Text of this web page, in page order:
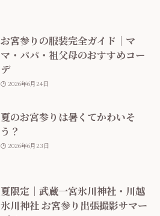
お宮参りの服装完全ガイド｜マ
マ・パパ・祖父母のおすすめコー
デ
2026年6月24日
夏のお宮参りは暑くてかわいそ
う？
2026年6月23日
夏限定｜武蔵一宮氷川神社・川越
氷川神社 お宮参り出張撮影サマー